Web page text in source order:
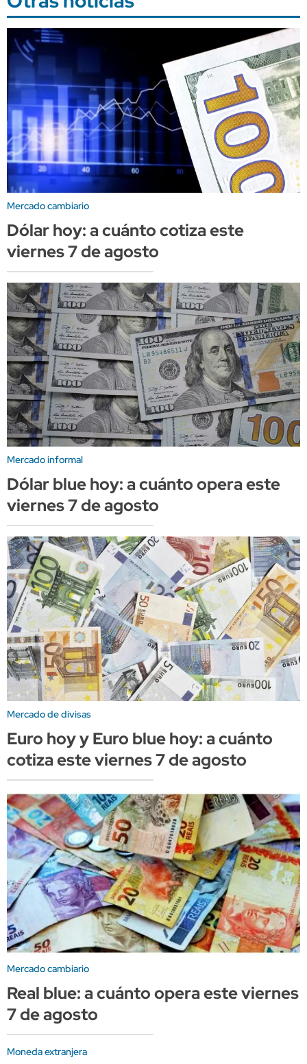
Mercado cambiario
Dólar hoy: a cuánto cotiza este
viernes 7 de agosto
Mercado informal
Dólar blue hoy: a cuánto opera este
viernes 7 de agosto
Mercado de divisas
Euro hoy y Euro blue hoy: a cuánto
cotiza este viernes 7 de agosto
Mercado cambiario
Real blue: a cuánto opera este viernes
7 de agosto
Moneda extranjera